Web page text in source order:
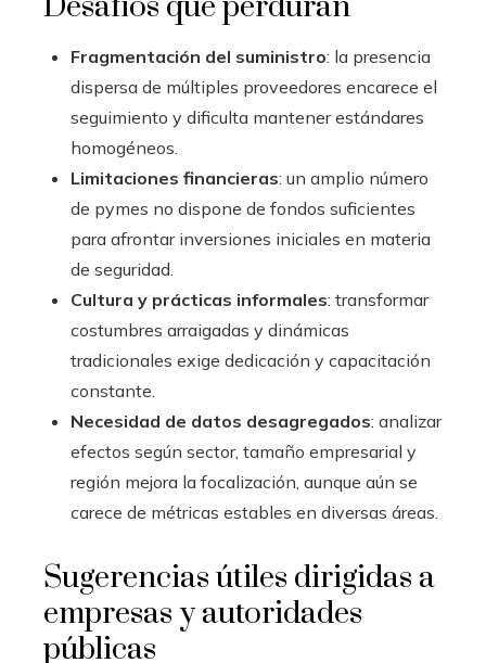
Fragmentación del suministro: la presencia
dispersa de múltiples proveedores encarece el
seguimiento y dificulta mantener estándares
homogéneos.
Limitaciones financieras: un amplio número
de pymes no dispone de fondos suficientes
para afrontar inversiones iniciales en materia
de seguridad.
Cultura y prácticas informales: transformar
costumbres arraigadas y dinámicas
tradicionales exige dedicación y capacitación
constante.
Necesidad de datos desagregados: analizar
efectos según sector, tamaño empresarial y
región mejora la focalización, aunque aún se
carece de métricas estables en diversas áreas.
Sugerencias útiles dirigidas a
empresas y autoridades
públicas